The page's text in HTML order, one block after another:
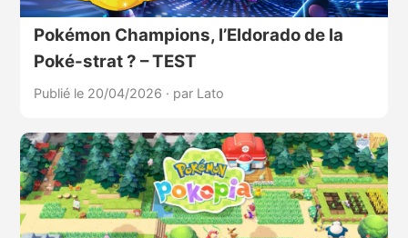
Pokémon Champions, l’Eldorado de la
Poké-strat ? – TEST
Publié le 20/04/2026 · par Lato